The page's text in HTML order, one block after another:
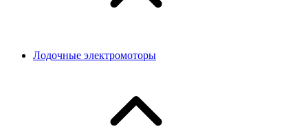
Лодочные электромоторы